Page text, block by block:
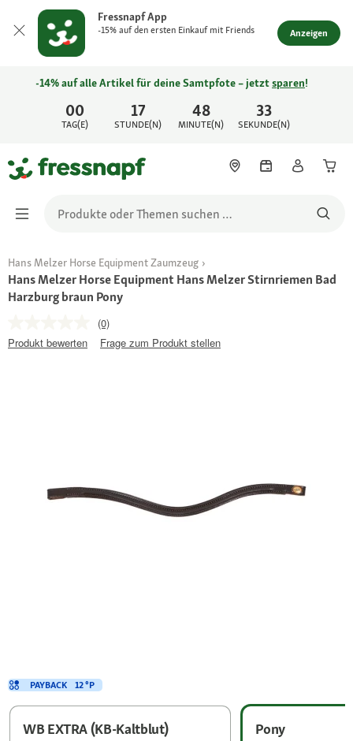
Fressnapf App
-15% auf den ersten Einkauf mit Friends Anzeigen
00
TAG(E)
17
STUNDE(N)
48
MINUTE(N)
33
SEKUNDE(N)
-14% auf alle Artikel für deine Samtpfote – jetztsparen!
Hans Melzer Horse Equipment Zaumzeug
Hans Melzer Horse Equipment Hans Melzer Stirnriemen Bad
Harzburg braun Pony
(0)
Produkt bewerten
Frage zum Produkt stellen
WB EXTRA (KB-Kaltblut)
Pony
PAYBACK 12 °P